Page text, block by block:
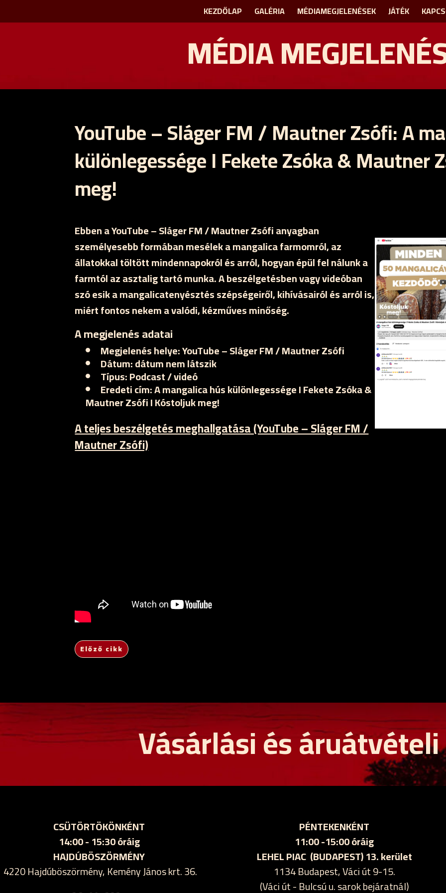
KEZDŐLAP GALÉRIA MÉDIAMEGJELENÉSEK JÁTÉK
MÉDIA
YouTube – Sláger FM / Mautner Zsófi: A
különlegessége I Fekete Zsóka & Mautner
meg!
Ebben a YouTube – Sláger FM / Mautner Zsófi anyagban
személyesebb formában mesélek a mangalica farmomról, az
állatokkal töltött mindennapokról és arról, hogyan épül fel nálunk a
farmtól az asztalig tartó munka. A beszélgetésben vagy videóban
szó esik a mangalicatenyésztés szépségeiről, kihívásairól és arról is,
miért fontos nekem a valódi, kézműves minőség.
A megjelenés adatai
Megjelenés helye:YouTube – Sláger FM / Mautner Zsófi
Dátum:dátum nem látszik
Típus:Podcast / videó
Eredeti cím:A mangalica hús különlegessége I Fekete Zsóka &
Mautner Zsófi I Kóstoljuk meg!
A teljes beszélgetés meghallgatása (YouTube – Sláger FM /
Mautner Zsófi)
Előző cikk
Vásárlási és
CSÜTÖRTÖKÖNKÉNT
14:00 - 15:30 óráig
HAJDÚBÖSZÖRMÉNY
4220 Hajdúböszörmény, Kemény János krt. 36.
PÉNTEKENKÉNT
11:00 -15:00 óráig
LEHEL PIAC (BUDAPEST) 13. kerület
1134 Budapest, Váci út 9-15.
(Váci út - Bulcsú u. sarok bejáratnál)